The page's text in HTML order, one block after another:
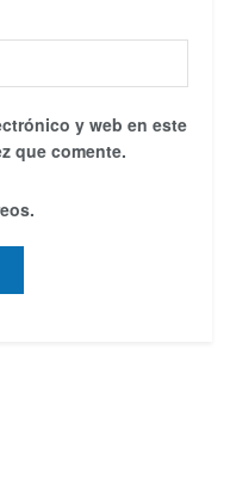
y web en este
que comente.